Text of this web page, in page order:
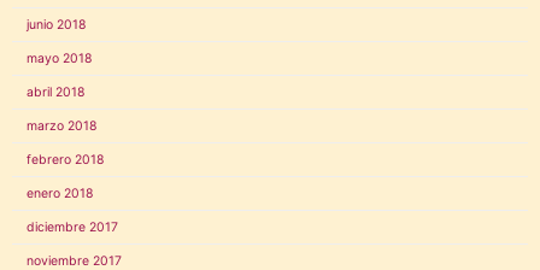
junio 2018
mayo 2018
abril 2018
marzo 2018
febrero 2018
enero 2018
diciembre 2017
noviembre 2017